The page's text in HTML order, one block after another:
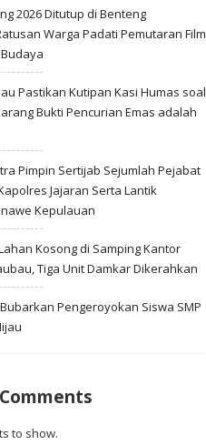
2026 Ditutup di Benteng
Warga Padati Pemutaran Film
Pastikan Kutipan Kasi Humas soal
Bukti Pencurian Emas adalah
Pimpin Sertijab Sejumlah Pejabat
Jajaran Serta Lantik
Kepulauan
Kosong di Samping Kantor
Tiga Unit Damkar Dikerahkan
Pengeroyokan Siswa SMP
to show.